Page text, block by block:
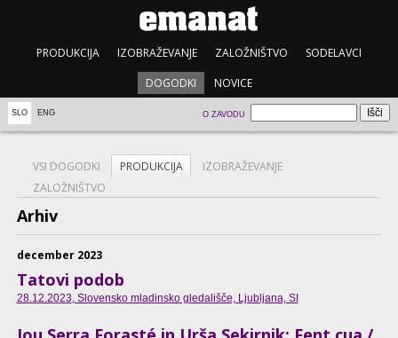
PRODUKCIJA IZOBRAŽEVANJE ZALOŽNIŠTVO SODELAVCI
DOGODKI NOVICE
SLO ENG O ZAVODU
VSI DOGODKI PRODUKCIJA
IZOBRAŽEVANJE
ZALOŽNIŠTVO
Arhiv
december 2023
Tatovi podob
28.12.2023 , Slovensko mladinsko gledališče, Ljubljana, SI